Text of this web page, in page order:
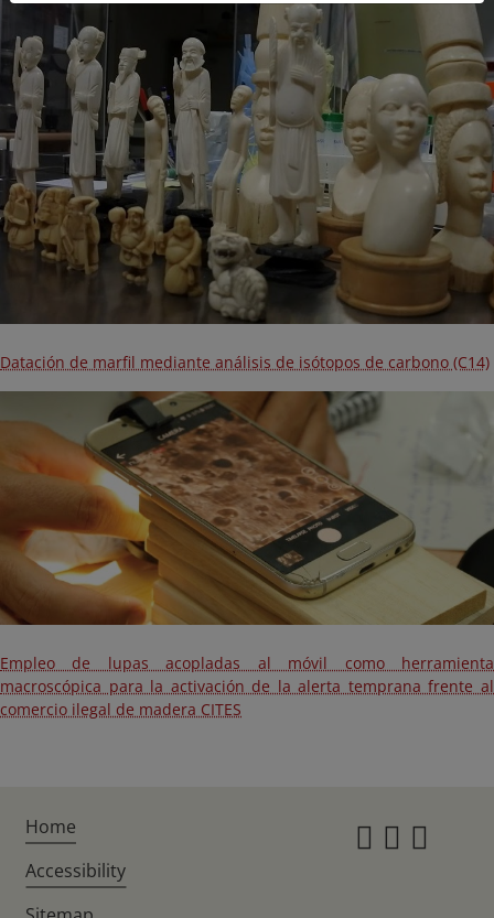
Datación de marfil mediante análisis de isótopos de carbono (C14)
Empleo de lupas acopladas al móvil como herramienta
macroscópica para la activación de la alerta temprana frente al
comercio ilegal de madera CITES
Home
Accessibility